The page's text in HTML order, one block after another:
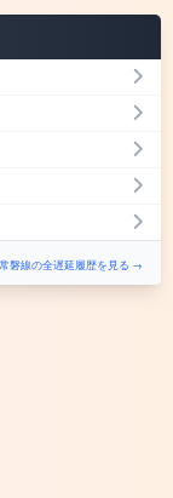
常磐線の全遅延履歴を見る →